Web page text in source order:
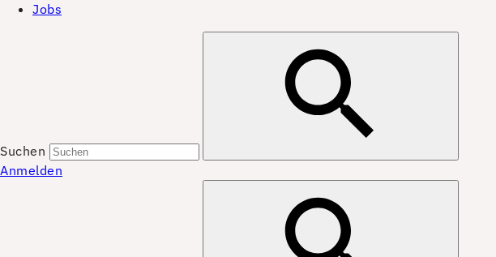
Jobs
Suchen
Anmelden